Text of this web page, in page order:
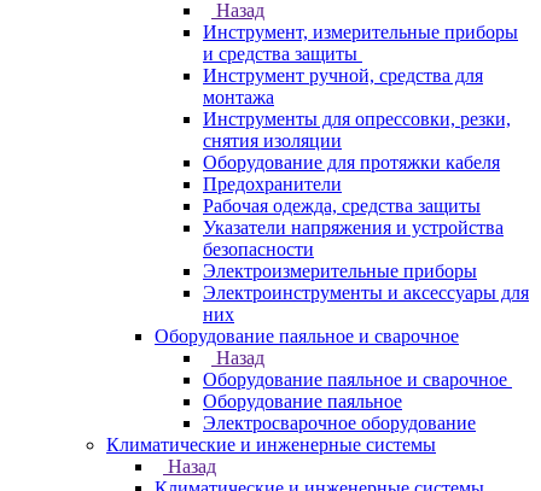
Назад
Инструмент, измерительные приборы
и средства защиты
Инструмент ручной, средства для
монтажа
Инструменты для опрессовки, резки,
снятия изоляции
Оборудование для протяжки кабеля
Предохранители
Рабочая одежда, средства защиты
Указатели напряжения и устройства
безопасности
Электроизмерительные приборы
Электроинструменты и аксессуары для
них
Оборудование паяльное и сварочное
Назад
Оборудование паяльное и сварочное
Оборудование паяльное
Электросварочное оборудование
Климатические и инженерные системы
Назад